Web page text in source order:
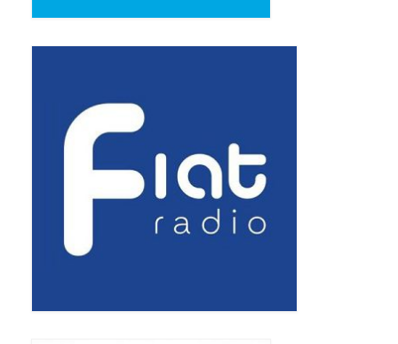
Imieniny Ks Kanonika
Wigilia Paschalna 2019
Wielki Piątek 2019
Wielki Czwartek 2019
Droga Krzyżowa w parafii św. Jakuba
Apostoła w Częstochowie 2019